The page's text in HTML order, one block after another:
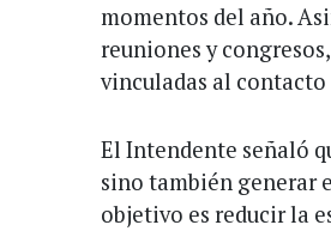
momentos del año.
reuniones y
vinculadas al
El Intendente señaló
sino también generar
objetivo es reducir la